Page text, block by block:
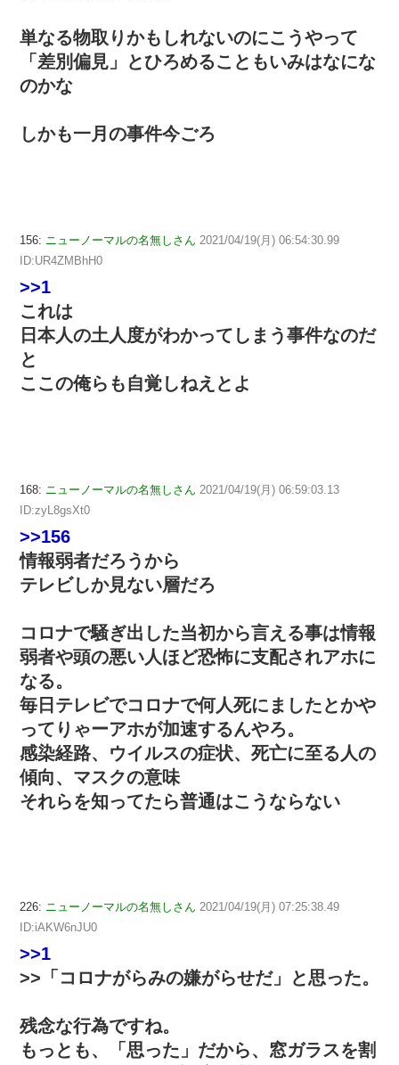
単なる物取りかもしれないのにこうやって
「差別偏見」とひろめることもいみはなにな
のかな
しかも一月の事件今ごろ
156: ニューノーマルの名無しさん 2021/04/19(月) 06:54:30.99
ID:UR4ZMBhH0
>>1
これは
日本人の土人度がわかってしまう事件なのだ
と
ここの俺らも自覚しねえとよ
168: ニューノーマルの名無しさん 2021/04/19(月) 06:59:03.13
ID:zyL8gsXt0
>>156
情報弱者だろうから
テレビしか見ない層だろ
コロナで騒ぎ出した当初から言える事は情報
弱者や頭の悪い人ほど恐怖に支配されアホに
なる。
毎日テレビでコロナで何人死にましたとかや
ってりゃーアホが加速するんやろ。
感染経路、ウイルスの症状、死亡に至る人の
傾向、マスクの意味
それらを知ってたら普通はこうならない
226: ニューノーマルの名無しさん 2021/04/19(月) 07:25:38.49
ID:iAKW6nJU0
>>1
>>「コロナがらみの嫌がらせだ」と思った。
残念な行為ですね。
もっとも、「思った」だから、窓ガラスを割